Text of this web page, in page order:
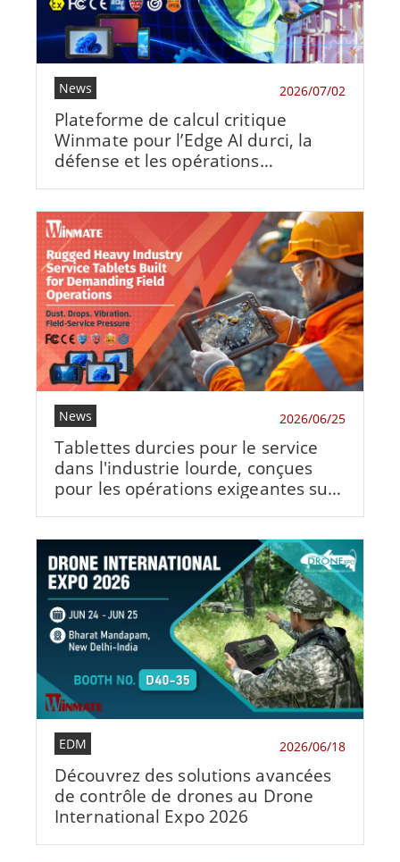
News 2026/07/02
Plateforme de calcul critique
Winmate pour l’Edge AI durci, la
défense et les opérations
News 2026/06/25
Tablettes durcies pour le service
dans l'industrie lourde, conçues
pour les opérations exigeantes sur
EDM 2026/06/18
Découvrez des solutions avancées
de contrôle de drones au Drone
International Expo 2026